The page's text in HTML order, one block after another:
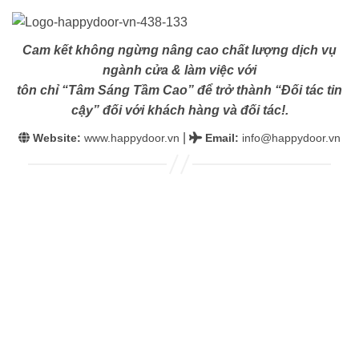
Cam kết không ngừng nâng cao chất lượng dịch vụ
ngành cửa & làm việc với
tôn chỉ “Tâm Sáng Tầm Cao” để trở thành “Đối tác tin
cậy” đối với khách hàng và đối tác!.
Website: www.happydoor.vn Email: info@happydoor.vn